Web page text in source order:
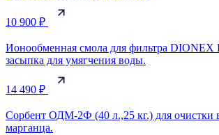
10 900 ₽
Ионообменная смола для фильтра DIONEX
засыпка для умягчения воды.
14 490 ₽
Сорбент ОДМ-2Ф (40 л.,25 кг.) для очистки
марганца.